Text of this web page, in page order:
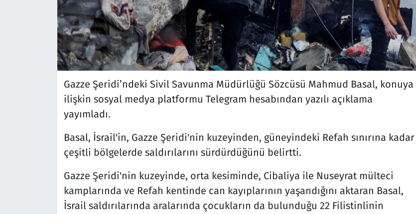
Gazze Şeridi’ndeki Sivil Savunma Müdürlüğü Sözcüsü Mahmud Basal, konuya
ilişkin sosyal medya platformu Telegram hesabından yazılı açıklama
yayımladı.
Basal, İsrail'in, Gazze Şeridi'nin kuzeyinden, güneyindeki Refah sınırına kadar
çeşitli bölgelerde saldırılarını sürdürdüğünü belirtti.
Gazze Şeridi'nin kuzeyinde, orta kesiminde, Cibaliya ile Nuseyrat mülteci
kamplarında ve Refah kentinde can kayıplarının yaşandığını aktaran Basal,
İsrail saldırılarında aralarında çocukların da bulunduğu 22 Filistinlinin